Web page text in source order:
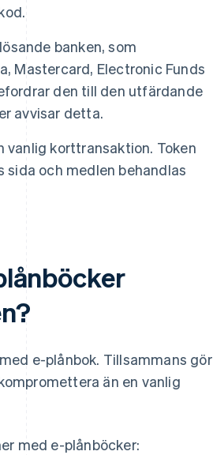
banken, som
Mastercard, Electronic Funds
den till den utfärdande
avvisar detta.
vanlig korttransaktion. Token
och medlen behandlas
e-plånbok. Tillsammans gör
än en vanlig
med e-plånböcker: